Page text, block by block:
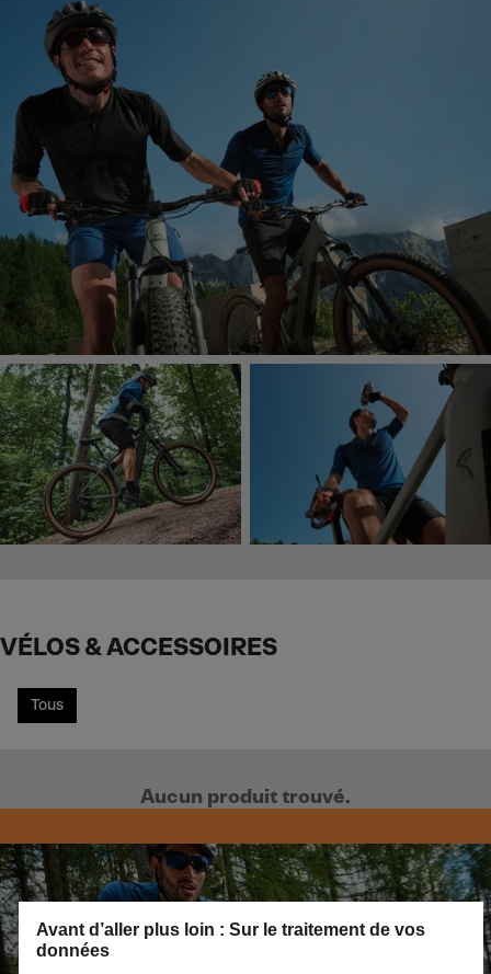
VÉLOS & ACCESSOIRES
Tous
Aucun produit trouvé.
Avant d’aller plus loin : Sur le traitement de vos
données